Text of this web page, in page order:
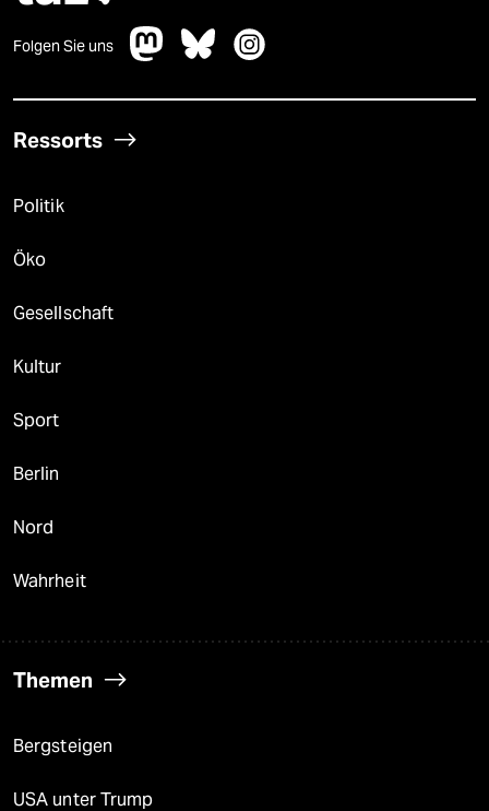
Folgen Sie uns
Ressorts
Politik
Öko
Gesellschaft
Kultur
Sport
Berlin
Nord
Wahrheit
Themen
Bergsteigen
USA unter Trump